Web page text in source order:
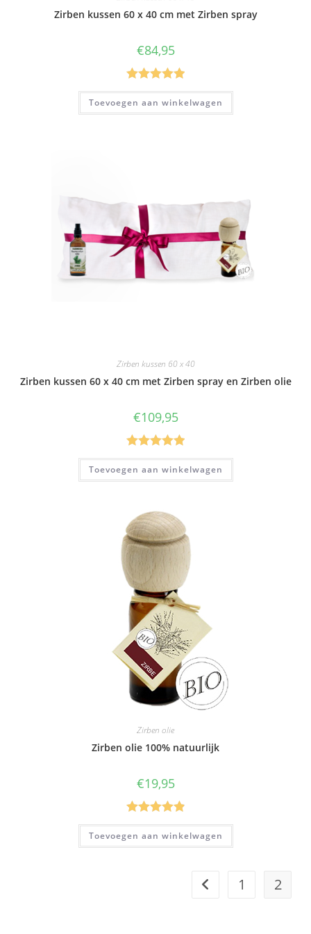
Zirben kussen 60 x 40 cm met Zirben spray
€84,95
Gewaardeer
d 5.00 uit 5
Toevoegen aan winkelwagen
Zirben kussen 60 x 40
Zirben kussen 60 x 40 cm met Zirben spray en Zirben olie
€109,95
Gewaardeer
d 5.00 uit 5
Toevoegen aan winkelwagen
Zirben olie
Zirben olie 100% natuurlijk
€19,95
Gewaardeer
d 4.89 uit 5
Toevoegen aan winkelwagen
1 2